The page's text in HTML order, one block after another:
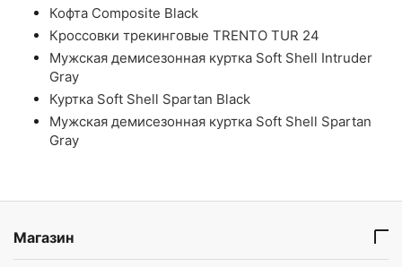
Кофта Composite Black
Кроссовки трекинговые TRENTO TUR 24
Мужская демисезонная куртка Soft Shell Intruder
Gray
Куртка Soft Shell Spartan Black
Мужская демисезонная куртка Soft Shell Spartan
Gray
Магазин